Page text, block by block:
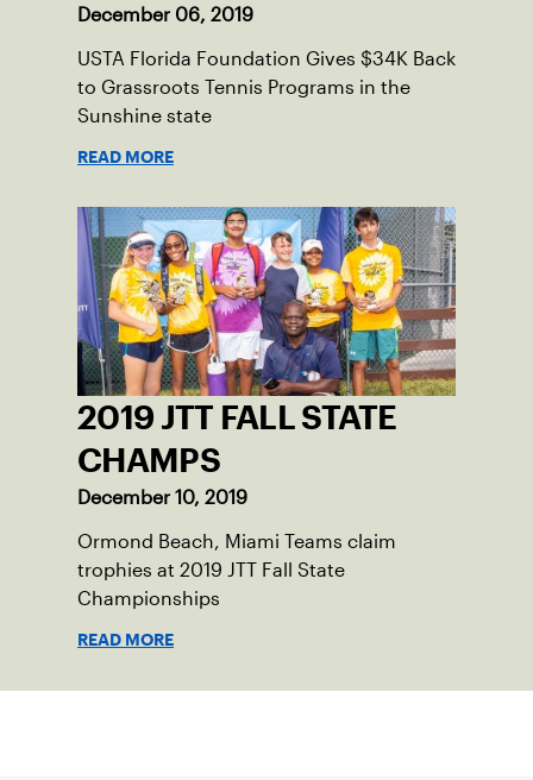
December 06, 2019
USTA Florida Foundation Gives $34K Back
to Grassroots Tennis Programs in the
Sunshine state
READ MORE
2019 JTT FALL STATE
CHAMPS
December 10, 2019
Ormond Beach, Miami Teams claim
trophies at 2019 JTT Fall State
Championships
READ MORE